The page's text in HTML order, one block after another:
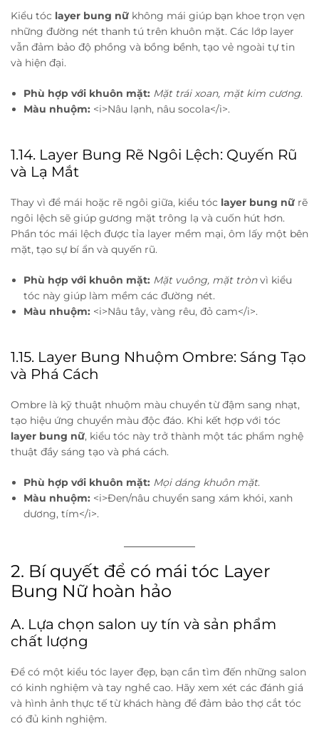
Kiểu tóc layer bung nữ không mái giúp bạn khoe trọn vẹn
những đường nét thanh tú trên khuôn mặt. Các lớp layer
vẫn đảm bảo độ phồng và bồng bềnh, tạo vẻ ngoài tự tin
và hiện đại.
Phù hợp với khuôn mặt: Mặt trái xoan, mặt kim cương.
Màu nhuộm: <i>Nâu lạnh, nâu socola</i>.
1.14. Layer Bung Rẽ Ngôi Lệch: Quyến Rũ
và Lạ Mắt
Thay vì để mái hoặc rẽ ngôi giữa, kiểu tóc layer bung nữ rẽ
ngôi lệch sẽ giúp gương mặt trông lạ và cuốn hút hơn.
Phần tóc mái lệch được tỉa layer mềm mại, ôm lấy một bên
mặt, tạo sự bí ẩn và quyến rũ.
Phù hợp với khuôn mặt: Mặt vuông, mặt trònvì kiểu
tóc này giúp làm mềm các đường nét.
Màu nhuộm: <i>Nâu tây, vàng rêu, đỏ cam</i>.
1.15. Layer Bung Nhuộm Ombre: Sáng Tạo
và Phá Cách
Ombre là kỹ thuật nhuộm màu chuyển từ đậm sang nhạt,
tạo hiệu ứng chuyển màu độc đáo. Khi kết hợp với tóc
layer bung nữ, kiểu tóc này trở thành một tác phẩm nghệ
thuật đầy sáng tạo và phá cách.
Phù hợp với khuôn mặt: Mọi dáng khuôn mặt.
Màu nhuộm: <i>Đen/nâu chuyển sang xám khói, xanh
dương, tím</i>.
2. Bí quyết để có mái tóc Layer
Bung Nữ hoàn hảo
A. Lựa chọn salon uy tín và sản phẩm
chất lượng
Để có một kiểu tóc layer đẹp, bạn cần tìm đến những salon
có kinh nghiệm và tay nghề cao. Hãy xem xét các đánh giá
và hình ảnh thực tế từ khách hàng để đảm bảo thợ cắt tóc
có đủ kinh nghiệm.